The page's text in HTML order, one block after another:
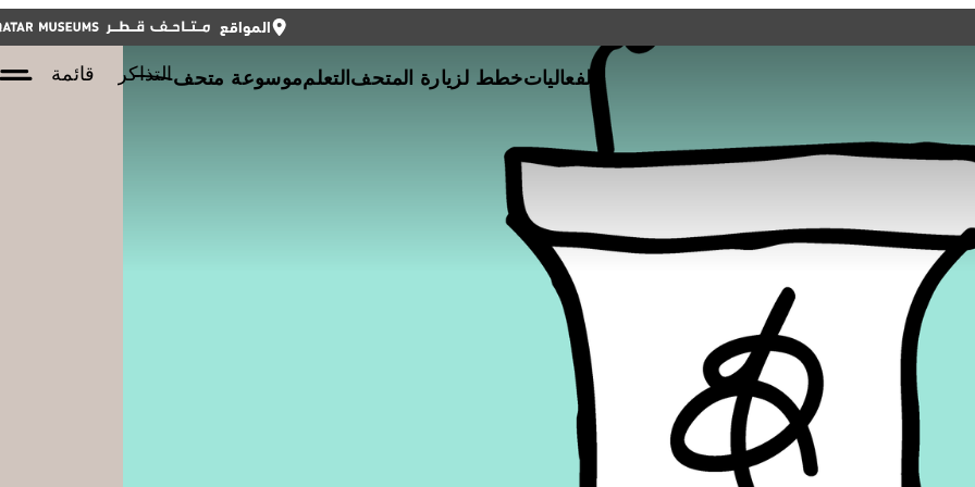
المواقع
الفعالياتخطط لزيارة المتحفالتعلمموسوعة متحفالتذاكر قائمة
التذاكر ENGLISH أغلق
أغلق